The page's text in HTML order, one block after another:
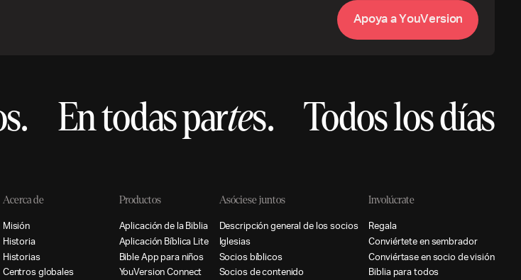
ApoyaaYouVersion
En todas partes. Todos los días
Acerca de
Misión
Historia
Historias
Centrosglobales
Productos
Aplicacióndela Biblia
Aplicación Bíblica Lite
BibleAppparaniños
YouVersionConnect
Asóciese juntos
Descripcióngeneral delossocios
Iglesias
Sociosbíblicos
Sociosdecontenido
Involúcrate
Regala
Conviérteteensembrador
Conviértaseensociodevisión
Bibliaparatodos